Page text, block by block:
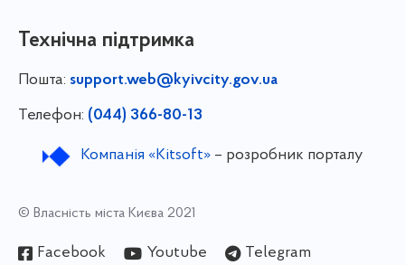
Технічна підтримка
Пошта: support.web@kyivcity.gov.ua
Телефон: (044) 366-80-13
Компанія «Kitsoft»– розробник порталу
© Власність міста Києва 2021
Facebook Youtube Telegram